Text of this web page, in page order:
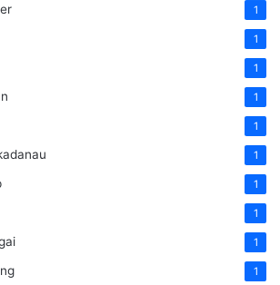
1
1
1
1
1
1
1
1
1
1